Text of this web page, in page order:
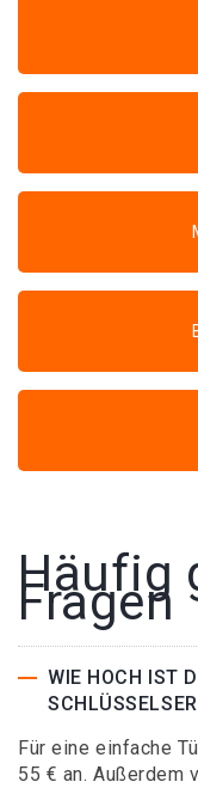
Häufig
Fragen
WIE HOCH IST
Für eine einfache
55 € an. Außerdem